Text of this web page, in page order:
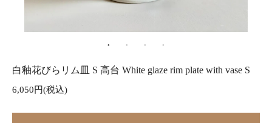
白釉花びらリム皿 S 高台 White glaze rim plate with vase S
6,050円(税込)